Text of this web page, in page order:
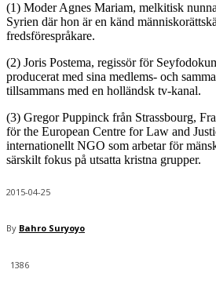
(1) Moder Agnes Mariam, melkitisk
Syrien där hon är en känd
fredsförespråkare.
(2) Joris Postema, regissör för
producerat med sina medlems- och
tillsammans med en holländsk tv-kanal.
(3) Gregor Puppinck från Strassbourg,
för the European Centre for Law and
internationellt NGO som arbetar för
särskilt fokus på utsatta kristna grupper.
2015-04-25
By Bahro Suryoyo
1386